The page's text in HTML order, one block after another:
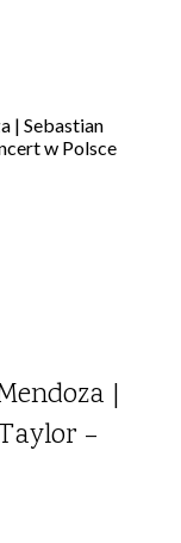
| Sebastian
w Polsce
|
–